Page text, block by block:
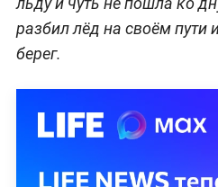
разбил лёд на своём пути
берег.